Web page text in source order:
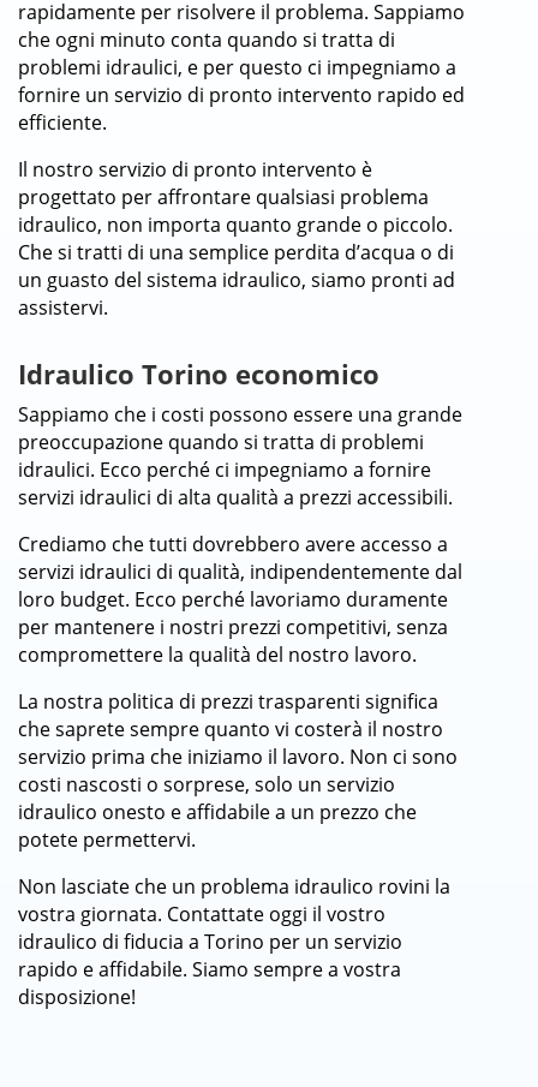
rapidamente per risolvere il problema. Sappiamo
che ogni minuto conta quando si tratta di
problemi idraulici, e per questo ci impegniamo a
fornire un servizio di pronto intervento rapido ed
efficiente.
Il nostro servizio di pronto intervento è
progettato per affrontare qualsiasi problema
idraulico, non importa quanto grande o piccolo.
Che si tratti di una semplice perdita d’acqua o di
un guasto del sistema idraulico, siamo pronti ad
assistervi.
Idraulico Torino economico
Sappiamo che i costi possono essere una grande
preoccupazione quando si tratta di problemi
idraulici. Ecco perché ci impegniamo a fornire
servizi idraulici di alta qualità a prezzi accessibili.
Crediamo che tutti dovrebbero avere accesso a
servizi idraulici di qualità, indipendentemente dal
loro budget. Ecco perché lavoriamo duramente
per mantenere i nostri prezzi competitivi, senza
compromettere la qualità del nostro lavoro.
La nostra politica di prezzi trasparenti significa
che saprete sempre quanto vi costerà il nostro
servizio prima che iniziamo il lavoro. Non ci sono
costi nascosti o sorprese, solo un servizio
idraulico onesto e affidabile a un prezzo che
potete permettervi.
Non lasciate che un problema idraulico rovini la
vostra giornata. Contattate oggi il vostro
idraulico di fiducia a Torino per un servizio
rapido e affidabile. Siamo sempre a vostra
disposizione!